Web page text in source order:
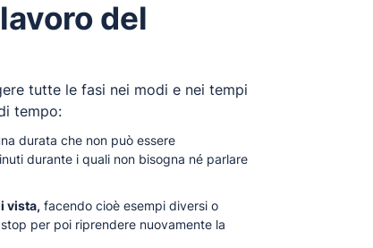
del
tutte le fasi nei modi e nei tempi
tempo:
durata che non può essere
durante i quali non bisogna né parlare
vista, facendo cioè esempi diversi o
per poi riprendere nuovamente la